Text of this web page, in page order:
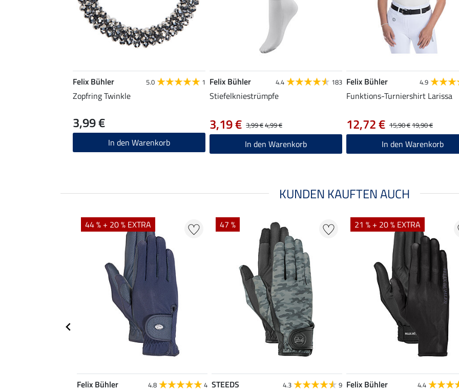
Felix Bühler 5.0 1
Zopfring Twinkle
3,99 €
In den Warenkorb
Felix Bühler 4.4 183
Stiefelkniestrümpfe
3,99 €4,99 €
3,19 €
In den Warenkorb
Felix Bühler 4.9
Funktions-Turniershirt Larissa
15,90 €19,90 €
12,72 €
In den Warenkorb
KUNDEN KAUFTEN AUCH
44 % + 20 % EXTRA
Felix Bühler 4.8 4
47 %
STEEDS 4.3 9
21 % + 20 % EXTRA
Felix Bühler 4.4